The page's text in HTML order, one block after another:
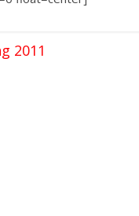
2011